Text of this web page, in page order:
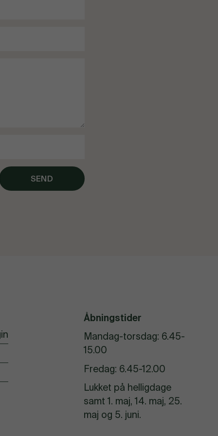
Åbningstider
Mandag-torsdag: 6.45-
15.00
Fredag: 6.45-12.00
Lukket på helligdage
samt 1. maj, 14. maj, 25.
maj og 5. juni.